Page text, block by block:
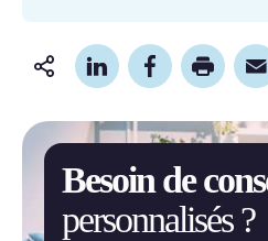
Partager
page
Besoin de
personnalisés ?